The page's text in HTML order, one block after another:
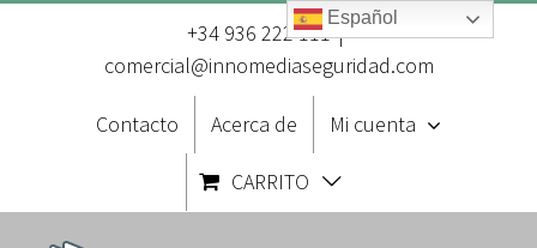
Saltar
+34 936 222 111 |
comercial@innomediaseguridad.com
Contacto Acerca de Mi cuenta
CARRITO
Español